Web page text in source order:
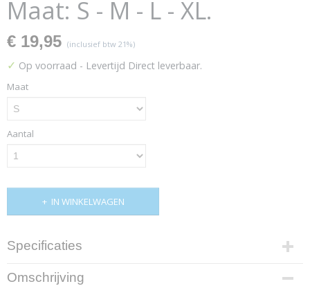
Maat: S - M - L - XL.
€ 19,95 (inclusief btw 21%)
✓ Op voorraad - Levertijd Direct leverbaar.
Maat
Aantal
IN WINKELWAGEN
Specificaties
Productcode
3573-8979
Omschrijving